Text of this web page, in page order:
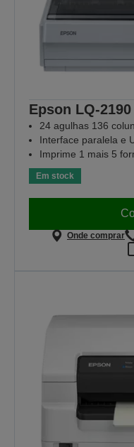
Epson LQ-2190
24 agulhas 136
Interface paralela e
Imprime 1 mais 5
Em stock
Onde comprar